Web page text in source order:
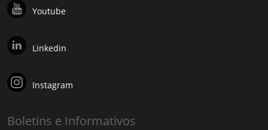
Youtube
Linkedin
Instagram
Boletins e Informativos